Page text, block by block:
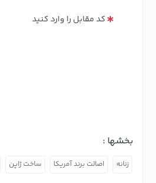
کد مقابل را وارد کنید
بخشها :
زنانه اصالت برند آمریکا ساخت ژاپن